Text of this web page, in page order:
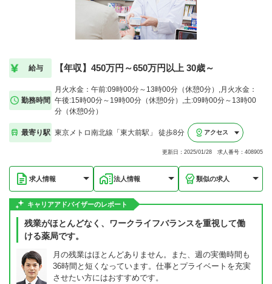
給与 【年収】450万円～650万円以上 30歳～
勤務時間
月火水金：午前:09時00分～13時00分（休憩0分）,月火水金：
午後:15時00分～19時00分（休憩0分）,土:09時00分～13時00
分（休憩0分）
最寄り駅 東京メトロ南北線「東大前駅」 徒歩8分 アクセス
更新日：2025/01/28 求人番号：408905
求人情報 法人情報 類似の求人
キャリアアドバイザーのレポート
残業がほとんどなく、ワークライフバランスを重視して働
ける薬局です。
月の残業はほとんどありません。また、週の実働時間も
36時間と短くなっています。仕事とプライベートを充実
させたい方にはおすすめです。